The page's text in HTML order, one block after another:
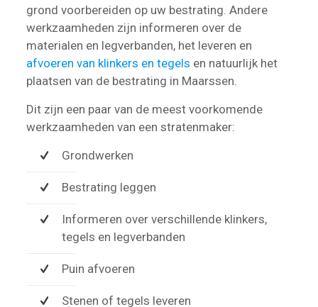
grond voorbereiden op uw bestrating. Andere
werkzaamheden zijn informeren over de
materialen en legverbanden, het leveren en
afvoeren van klinkers en tegels en natuurlijk het
plaatsen van de bestrating in Maarssen.
Dit zijn een paar van de meest voorkomende
werkzaamheden van een stratenmaker:
Grondwerken
Bestrating leggen
Informeren over verschillende klinkers,
tegels en legverbanden
Puin afvoeren
Stenen of tegels leveren